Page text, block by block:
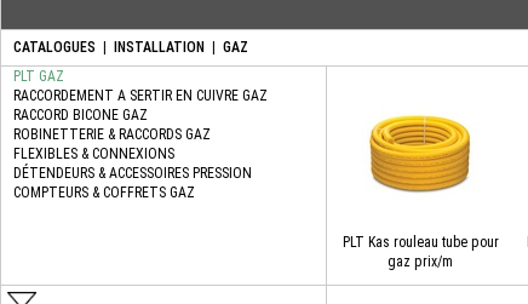
CATALOGUES INSTALLATION GAZ
PLT Kas rouleau tube pour
gaz prix/m